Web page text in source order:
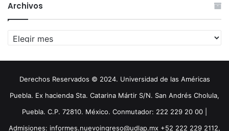
Archivos
Archivos
Derechos Reservados © 2024. Universidad de las Américas
Puebla. Ex hacienda Sta. Catarina Mártir S/N. San Andrés Cholula,
Puebla. C.P. 72810. México. Conmutador: 222 229 20 00 |
Admisiones: informes.nuevoingreso@udlap.mx +52 222 229 2112,